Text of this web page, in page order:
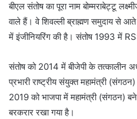
बीएल संतोष का पूरा नाम बोम्मराबेट्टू
वाले हैं। वे शिवल्ली ब्राह्मण समुदाय से
में इंजीनियरिंग की है। संतोष 1993 में
संतोष को 2014 में बीजेपी के तत्कालीन
प्रभारी राष्ट्रीय संयुक्त महामंत्री
2019 को भाजपा में महामंत्री (संगठन)
बरकरार रखा गया है।